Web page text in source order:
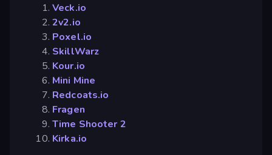
Veck.io
2v2.io
Poxel.io
SkillWarz
Kour.io
Mini Mine
Redcoats.io
Fragen
Time Shooter 2
Kirka.io